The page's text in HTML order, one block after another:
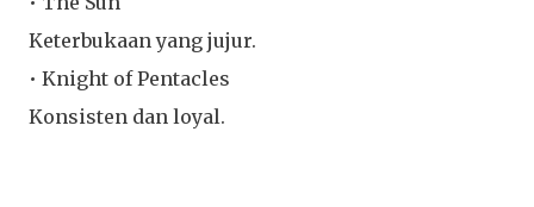
Keterbukaan yang jujur.
• Knight of Pentacles
Konsisten dan loyal.